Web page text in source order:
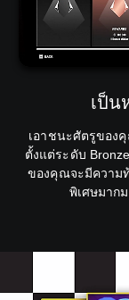
เป็น
เอาชนะศัตรูของ
ตั้งแต่ระดับ
ของคุณจะมีความ
พิเศษมาก